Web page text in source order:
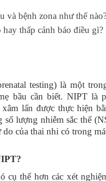
và bệnh zona như thế
thấp cảnh báo điều gì?
testing) là một
bầu cần biết. NIPT là
lấn được thực hiện
số lượng nhiễm sắc thể
của thai nhi có trong
cụ thể hơn các xét